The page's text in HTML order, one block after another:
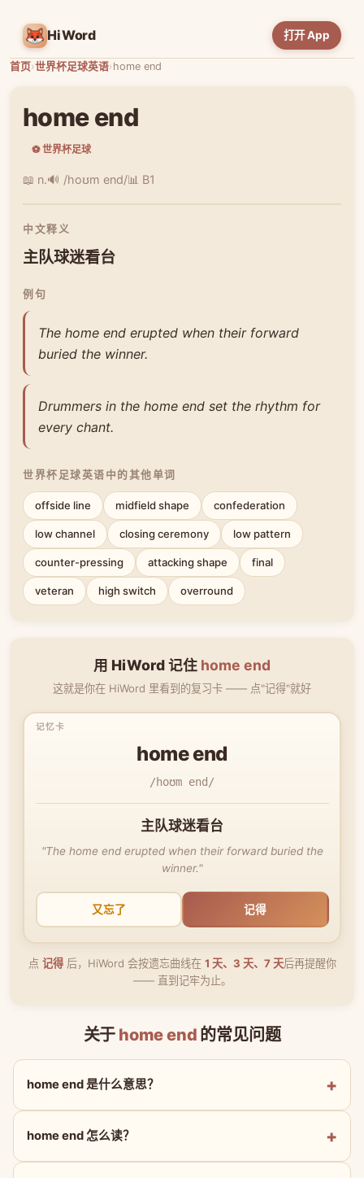
HiWord 打开 App
首页›世界杯足球英语›home end
home end
⚽ 世界杯足球
📖 n.🔊 /hoʊm end/📊 B1
中文释义
主队球迷看台
例句
The home end erupted when their forward
buried the winner.
Drummers in the home end set the rhythm for
every chant.
世界杯足球英语中的其他单词
offside line midfield shape confederation
low channel closing ceremony low pattern
counter-pressing attacking shape final
veteran high switch overround
用 HiWord 记住 home end
这就是你在 HiWord 里看到的复习卡 —— 点"记得"就好
home end
/hoʊm end/
主队球迷看台
"The home end erupted when their forward buried the
winner."
又忘了 记得
点 记得后，HiWord 会按遗忘曲线在 1 天、3 天、7 天后再提醒你
—— 直到记牢为止。
关于 home end 的常见问题
home end 是什么意思？
home end 怎么读？